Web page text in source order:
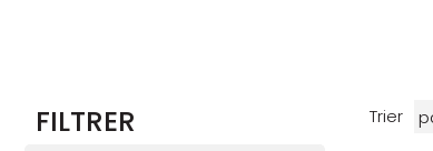
FILTRER Trier